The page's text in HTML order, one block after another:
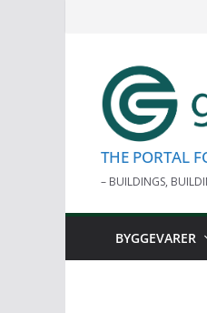
THE PORTAL
– BUILDINGS,
BYGGEVARER